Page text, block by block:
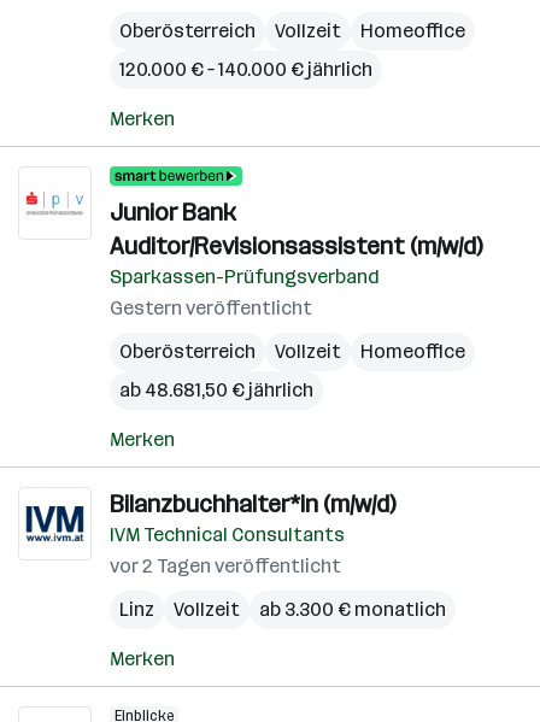
Oberösterreich
Vollzeit
Homeoffice
120.000 € – 140.000 € jährlich
Merken
Junior Bank
Auditor/Revisionsassistent (m/w/d)
Sparkassen-Prüfungsverband
Gestern veröffentlicht
Oberösterreich
Vollzeit
Homeoffice
ab 48.681,50 € jährlich
Merken
Bilanzbuchhalter*in (m/w/d)
IVM Technical Consultants
vor 2 Tagen veröffentlicht
Linz
Vollzeit ab 3.300 € monatlich
Merken
Einblicke